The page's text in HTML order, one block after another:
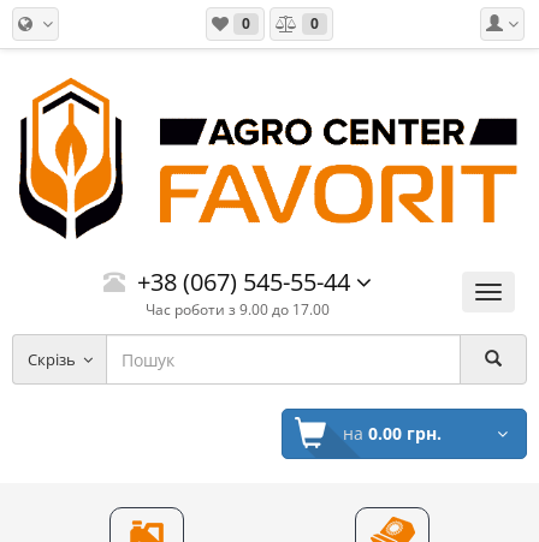
0 0
Меню
+38 (067) 545-55-44
Час роботи з 9.00 до 17.00
Скрізь
на 0.00 грн.